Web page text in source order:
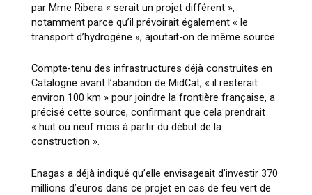
par Mme Ribera « serait un projet différent »,
notamment parce qu’il prévoirait également « le
transport d’hydrogène », ajoutait-on de même source.
Compte-tenu des infrastructures déjà construites en
Catalogne avant l’abandon de MidCat, « il resterait
environ 100 km » pour joindre la frontière française, a
précisé cette source, confirmant que cela prendrait
« huit ou neuf mois à partir du début de la
construction ».
Enagas a déjà indiqué qu’elle envisageait d’investir 370
millions d’euros dans ce projet en cas de feu vert de